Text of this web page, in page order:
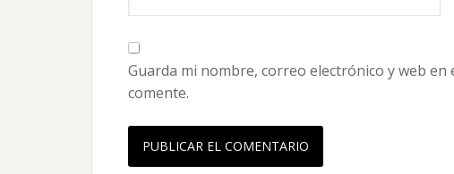
Guarda mi nombre, correo electrónico y web
comente.